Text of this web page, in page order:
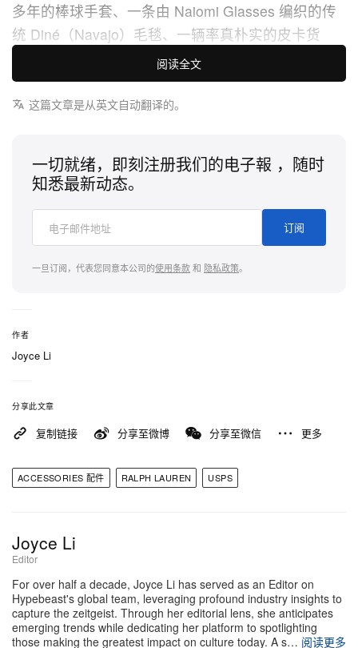
多年的棒球手套、一条由 Naiomi Glasses 编织的传
统 Diné（Navajo）毛毯、一辆率真朴实的皮卡货
车，以及高耸入云的 Empire State Building。
置于中央、作为视觉重心的第 13 枚邮票，是一幅极
照片，上印「1776 to 2026」字样，并以蓝色丹宁布
作为边框。同时，美国邮政亦将推出独立的 2026
U.S. Flag Mail Use Stamp 作为日常邮资使用，图像
取材自 Lauren 广为人识的 Flag Sweater，透过特写
镜头呈现针织纹理的细腻质感。
票同日亮相，并于邮票揭幕仪式当日全球发售。服饰
阵容包括备受期待的经典 American Flag Sweater 重
Ball Cap。
「American Icons」将 United States Postal Service
到的品味优雅并置，成就一场极具象征意义的致敬之
者，还是为胶囊系列排队的时尚爱好者，这次历史级
联乘都充分回应期待。邮票可于各大 USPS 门市及
官方网上渠道购买 ，服饰则会于指定 Ralph Lauren
零售店舖及官方网上商店发售 ，并自 6 月 9 日起正式
上架。
阅读全文
这篇文章是从英文自动翻译的。
一切就绪，即刻注册我们的电子報 ，随时
知悉最新动态。
订阅
一旦订阅，代表您同意本公司的使用条款和 隐私政策。
作者
Joyce Li
分享此文章
复制链接 分享至微博 分享至微信 更多
ACCESSORIES 配件 RALPH LAUREN USPS
Joyce Li
Editor
For over half a decade, Joyce Li has served as an Editor on
Hypebeast's global team, leveraging profound industry insights to
capture the zeitgeist. Through her editorial lens, she anticipates
emerging trends while dedicating her platform to spotlighting
those making the greatest impact on culture today. A s… 阅读更多